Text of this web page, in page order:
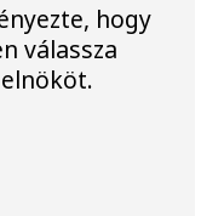
hogy
válassza